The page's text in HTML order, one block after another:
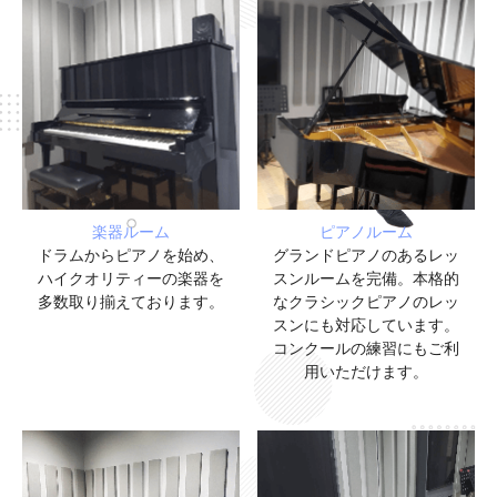
楽器ルーム
ドラムからピアノを始め、
ハイクオリティーの楽器を
多数取り揃えております。
ピアノルーム
グランドピアノのあるレッ
スンルームを完備。本格的
なクラシックピアノのレッ
スンにも対応しています。
コンクールの練習にもご利
用いただけます。